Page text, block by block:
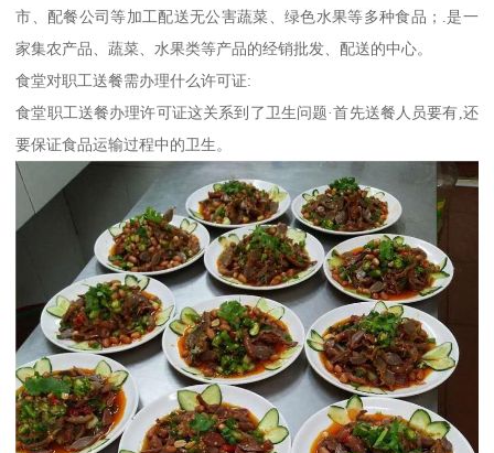
市、配餐公司等加工配送无公害蔬菜、绿色水果等多种食品；.是一
家集农产品、蔬菜、水果类等产品的经销批发、配送的中心。
食堂对职工送餐需办理什么许可证:
食堂职工送餐办理许可证这关系到了卫生问题·首先送餐人员要有,还
要保证食品运输过程中的卫生。